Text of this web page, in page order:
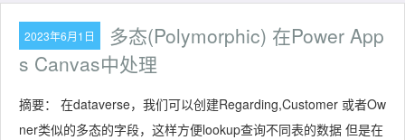
2023年6月1日
多态(Polymorphic) 在Power App
s Canvas中处理
摘要： 在dataverse，我们可以创建Regarding,Customer 或者Ow
ner类似的多态的字段，这样方便lookup查询不同表的数据 但是在